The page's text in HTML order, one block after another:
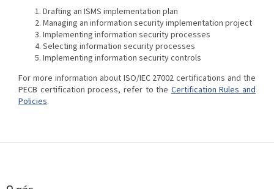
Drafting an ISMS implementation plan
Managing an information security implementation project
Implementing information security processes
Selecting information security processes
Implementing information security controls
For more information about ISO/IEC 27002 certifications and the
PECB certification process, refer to theCertification Rules and
Policies.